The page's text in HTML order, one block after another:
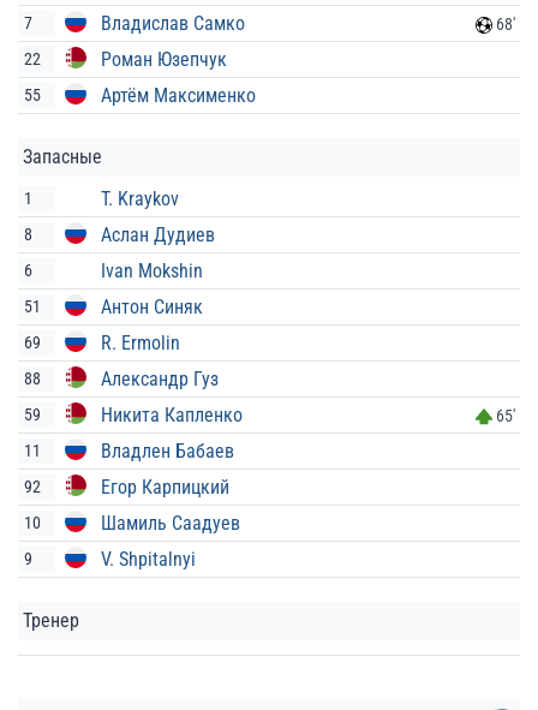
7 Владислав Самко
68'
22
Роман Юзепчук
55 Артём Максименко
Запасные
1 T. Kraykov
8 Аслан Дудиев
6 Ivan Mokshin
51 Антон Синяк
69 R. Ermolin
88 Александр Гуз
59 Никита Капленко
65'
11
Владлен Бабаев
92 Егор Карпицкий
10 Шамиль Саадуев
9 V. Shpitalnyi
Тренер